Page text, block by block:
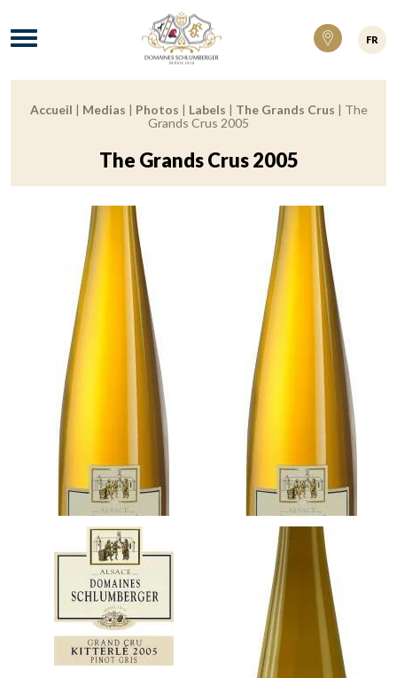
Domaines Schlumberger Vignerons 100%
Menu
FR
Breadcrumb:
Accueil | Medias | Photos | Labels | The Grands Crus | The
Grands Crus 2005
The Grands Crus 2005